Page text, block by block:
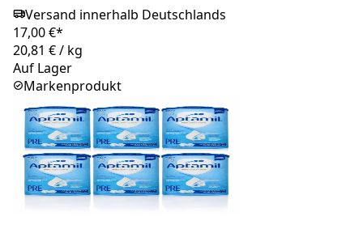
Versand innerhalb Deutschlands
17,00 €*
20,81 €/ kg
Auf Lager
Markenprodukt